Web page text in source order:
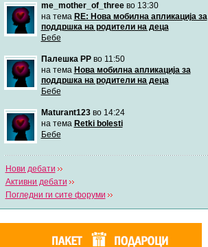
me_mother_of_threeво 13:30
на тема RE: Нова мобилна апликација за
поддршка на родители на деца
Бебе
Палешка РРво 11:50
на тема Нова мобилна апликација за
поддршка на родители на деца
Бебе
Maturant123во 14:24
на тема Retki bolesti
Бебе
Нови дебати
Активни дебати
Погледни ги сите форуми